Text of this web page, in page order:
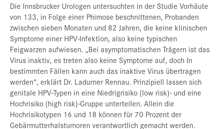
Die Innsbrucker Urologen untersuchten in der Studie Vorhäute
von 133, in Folge einer Phimose beschnittenen, Probanden
zwischen sieben Monaten und 82 Jahren, die keine klinischen
Symptome einer HPV-Infektion, also keine typischen
Feigwarzen aufwiesen. „Bei asymptomatischen Trägern ist das
Virus inaktiv, es treten also keine Symptome auf, doch In
bestimmten Fällen kann auch das inaktive Virus übertragen
werden“, erklärt Dr. Ladurner Rennau. Prinzipiell lassen sich
genitale HPV-Typen in eine Niedrigrisiko (low risk)- und eine
Hochrisiko (high risk)-Gruppe unterteilen. Allein die
Hochrisikotypen 16 und 18 können für 70 Prozent der
Gebärmutterhalstumoren verantwortlich gemacht werden.